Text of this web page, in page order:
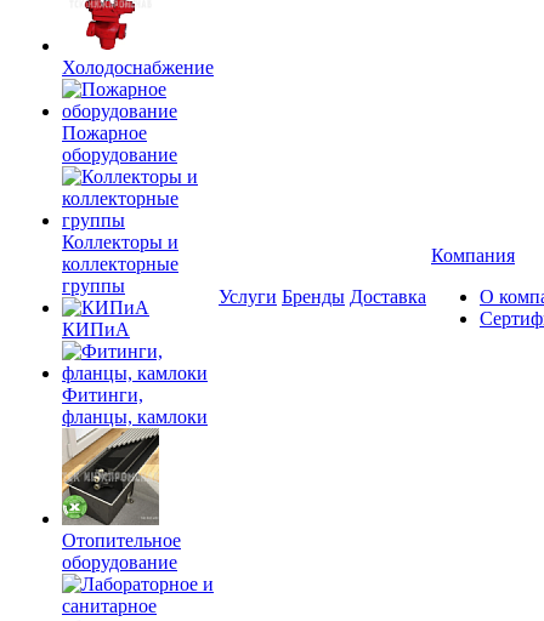
Холодоснабжение
Пожарное
оборудование
Коллекторы и
коллекторные
группы
КИПиА
Фитинги,
фланцы, камлоки
Отопительное
оборудование
Услуги Бренды Доставка
Компания
О